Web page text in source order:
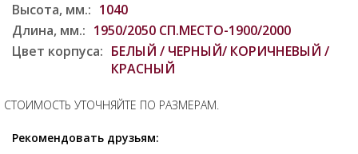
Высота, мм.: 1040
Длина, мм.: 1950/2050 СП.МЕСТО-1900/2000
Цвет корпуса: БЕЛЫЙ / ЧЕРНЫЙ/ КОРИЧНЕВЫЙ /
КРАСНЫЙ
СТОИМОСТЬ УТОЧНЯЙТЕ ПО РАЗМЕРАМ.
Рекомендовать друзьям: